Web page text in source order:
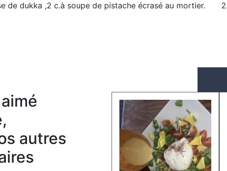
de dukka ,2 c.à soupe de pistache écrasé au mortier.
autres